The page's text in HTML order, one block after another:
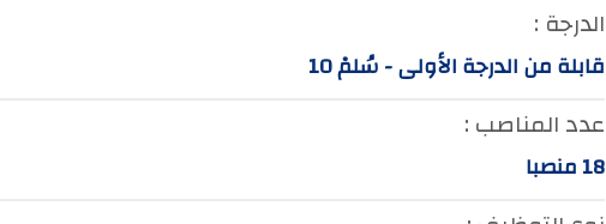
الدرجة :
قابلة من الدرجة الأولى - سُلمْ 10
عدد المناصب :
18 منصبا